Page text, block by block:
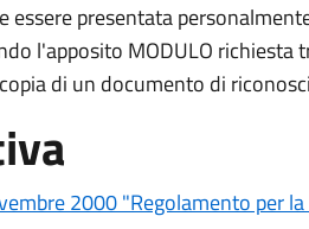
essere presentata
l'apposito MODULO richiesta
di un documento di
2000 "Regolamento per